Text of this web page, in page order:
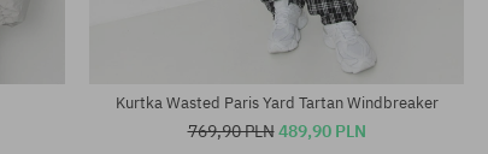
Kurtka Wasted Paris Yard Tartan Windbreaker
769,90 PLN489,90 PLN